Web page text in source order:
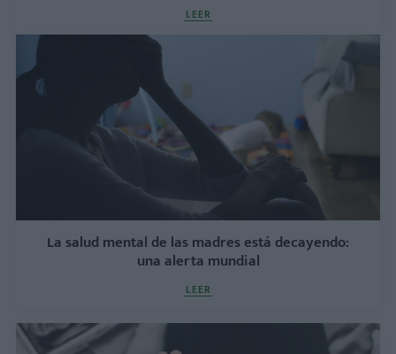
LEER
La salud mental de las madres está decayendo:
una alerta mundial
LEER